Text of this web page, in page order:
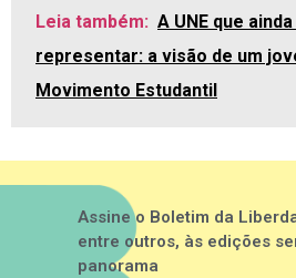
Leia também: A UNE que
representar: a visão de um
Movimento Estudantil
Assine o Boletim da
entre outros, às edições
panorama